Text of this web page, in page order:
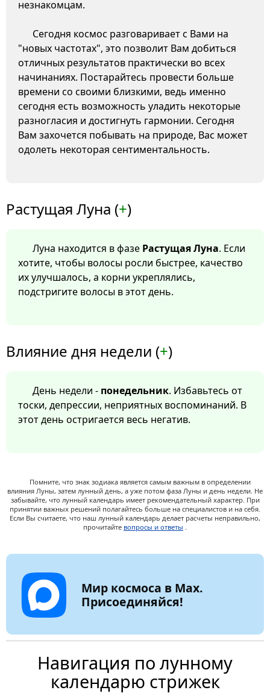
незнакомцам.
Сегодня космос разговаривает с Вами на
"новых частотах", это позволит Вам добиться
отличных результатов практически во всех
начинаниях. Постарайтесь провести больше
времени со своими близкими, ведь именно
сегодня есть возможность уладить некоторые
разногласия и достигнуть гармонии. Сегодня
Вам захочется побывать на природе, Вас может
одолеть некоторая сентиментальность.
Растущая Луна (+)
Луна находится в фазе Растущая Луна. Если
хотите, чтобы волосы росли быстрее, качество
их улучшалось, а корни укреплялись,
подстригите волосы в этот день.
Влияние дня недели (+)
День недели - понедельник. Избавьтесь от
тоски, депрессии, неприятных воспоминаний. В
этот день остригается весь негатив.
Помните, что знак зодиака является самым важным в определении
влияния Луны, затем лунный день, а уже потом фаза Луны и день недели. Не
забывайте, что лунный календарь имеет рекомендательный характер. При
принятии важных решений полагайтесь больше на специалистов и на себя.
Если Вы считаете, что наш лунный календарь делает расчеты неправильно,
прочитайте вопросы и ответы .
Мир космоса в Max.
Присоединяйся!
Навигация по лунному
календарю стрижек